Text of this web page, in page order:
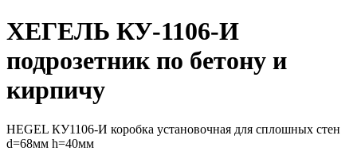
ХЕГЕЛЬ КУ-1106-И
подрозетник по бетону и
кирпичу
HEGEL КУ1106-И коробка установочная для сплошных стен
d=68мм h=40мм